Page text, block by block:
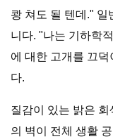
쾅 쳐도 될 텐데." 일
니다. "나는 기하학
에 대한 고개를 끄
다.
질감이 있는 밝은 회
의 벽이 전체 생활